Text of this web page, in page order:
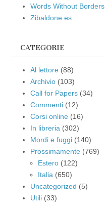
Words Without Borders
Zibaldone.es
CATEGORIE
Al lettore (88)
Archivio (103)
Call for Papers (34)
Commenti (12)
Corsi online (16)
In libreria (302)
Mordi e fuggi (140)
Prossimamente (769)
Estero (122)
Italia (650)
Uncategorized (5)
Utili (33)